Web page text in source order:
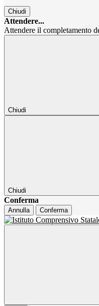
Chiudi
Attendere...
Attendere il completamento
Chiudi
Chiudi
Conferma
Annulla Conferma